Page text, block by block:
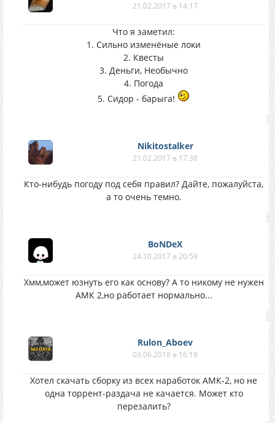
21.02.2017 в 14:17
Что я заметил:
1. Сильно изменёные локи
2. Квесты
3. Деньги, Необычно
4. Погода
5. Сидор - барыга!
Nikitostalker
21.02.2017 в 17:38
Кто-нибудь погоду под себя правил? Дайте, пожалуйста,
а то очень темно.
BoNDeX
24.10.2017 в 20:59
Хмм,может юзнуть его как основу? А то никому не нужен
АМК 2,но работает нормально...
Rulon_Aboev
03.06.2018 в 16:19
Хотел скачать сборку из всех наработок АМК-2, но не
одна торрент-раздача не качается. Может кто
перезалить?